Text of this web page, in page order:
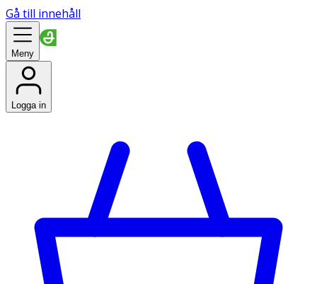
Gå till innehåll
Meny
Logga in